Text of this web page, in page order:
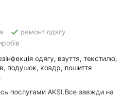
done ремонт одягу
одягу, взуття, текстилю,
подушок, ковдр, пошиття
послугами AKSI.Все завжди на